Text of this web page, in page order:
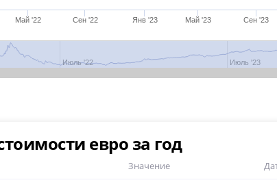
Май '22 Сен '22 Янв '23 Май '23 Сен '23
Июль '22 Июль '23
евро за год
Значение